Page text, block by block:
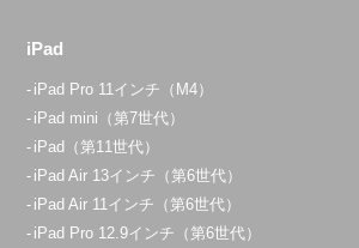
iPad
iPad Pro 11インチ（M4）
iPad mini（第7世代）
iPad（第11世代）
iPad Air 13インチ（第6世代）
iPad Air 11インチ（第6世代）
iPad Pro 12.9インチ（第6世代）